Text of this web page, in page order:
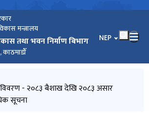
मन्त्रालय
तथा भवन निर्माण बिभाग भाषा चयन गर्नुहोस्
NEP
सूचना |
- २०८३ बैशाख देखि २०८३ असार
सूचना
बारे सूचना
quotation : Procurement of
(DUDBC/SQ/GOODS/ 05/082-83 )